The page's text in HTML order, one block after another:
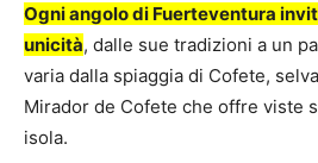
Ogni angolo di Fuerteventura
unicità, dalle sue tradizioni a un
varia dalla spiaggia di Cofete,
Mirador de Cofete che offre viste
isola.